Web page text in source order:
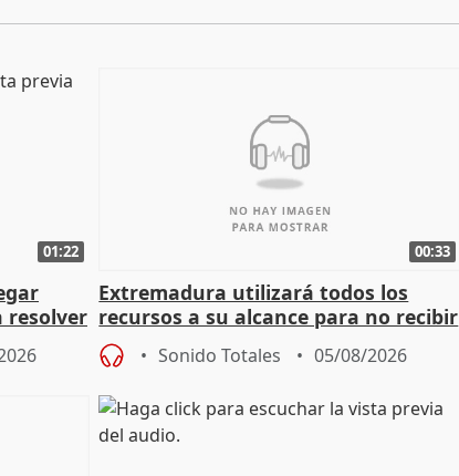
01:22
resolver
00:33
Extremadura utilizará todos los
recursos a su alcance para no recibir
más menores migrantes
Sonido Totales 05/08/2026